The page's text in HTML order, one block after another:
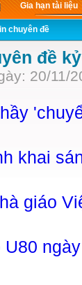
Gia hạn tài liệu
chuyên đề
đề
20/11/
khai
giáo
U80